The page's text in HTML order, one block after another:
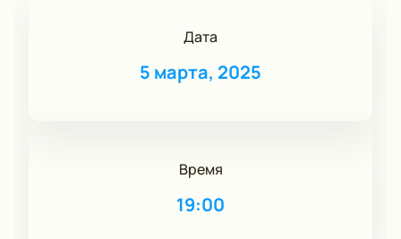
Дата
5 марта, 2025
Время
19:00